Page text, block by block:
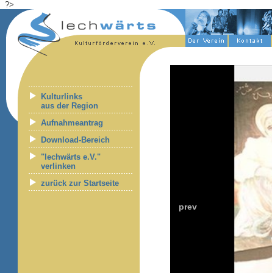
?>
Kulturlinks
aus der Region
Aufnahmeantrag
Download-Bereich
"lechwärts e.V."
verlinken
zurück zur Startseite
prev